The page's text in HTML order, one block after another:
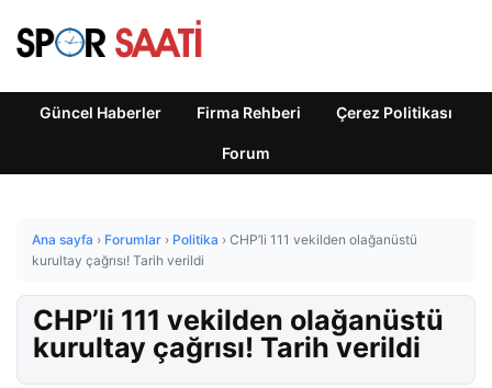
Güncel Haberler Firma Rehberi Çerez Politikası
Forum
Ana sayfa › Forumlar › Politika › CHP’li 111 vekilden olağanüstü
kurultay çağrısı! Tarih verildi
CHP’li 111 vekilden olağanüstü
kurultay çağrısı! Tarih verildi